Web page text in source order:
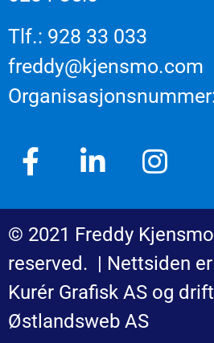
Tlf.: 928 33 033
freddy@kjensmo.com
© 2021 Freddy
reserved. | Nettsiden
Kurér Grafisk AS og
Østlandsweb AS